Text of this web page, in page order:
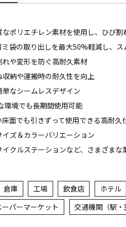
ポリエチレン素材を使用し、ひび
袋の取り出しを最大50%軽減し、
や変形を防ぐ高耐久素材
納や運搬時の耐久性を向上
なシームレスデザイン
環境でも長期間使用可能
面でも引きずって使用できる高耐久
ズ＆カラーバリエーション
クルステーションなど、さまざまな
倉庫 工場 飲食店 ホテル
ーパーマーケット 交通機関（駅・